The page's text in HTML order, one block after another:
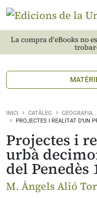
La compra d'eBooks no
INICI CATÀLEG
GEOGRAFIA…
PROJECTES I REALITAT D’UN
Projectes i
urbà
del Penedès
M. Àngels Alió